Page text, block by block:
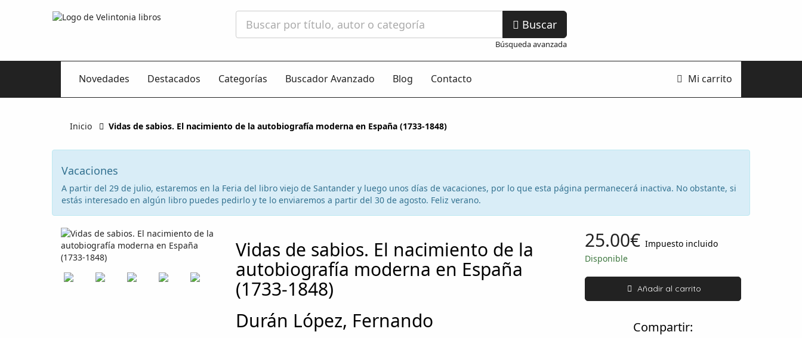
Buscar
Búsqueda avanzada
Novedades Destacados Categorías Buscador Avanzado Blog Contacto Mi carrito
Inicio Vidas de sabios. El nacimiento de la autobiografía moderna en España (1733-1848)
Vacaciones
A partir del 29 de julio, estaremos en la Feria del libro viejo de Santander y luego unos días de vacaciones, por lo que esta página permanecerá inactiva. No obstante, si
estás interesado en algún libro puedes pedirlo y te lo enviaremos a partir del 30 de agosto. Feliz verano.
Vidas de sabios. El nacimiento de la
autobiografía moderna en España
(1733-1848)
Durán López, Fernando
25.00€ Impuesto incluido
Disponible
Añadir al carrito
Compartir: